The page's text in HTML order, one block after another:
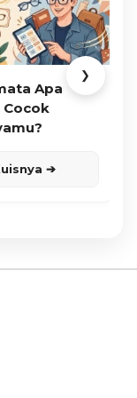
Apa
Cocok
➔
❯